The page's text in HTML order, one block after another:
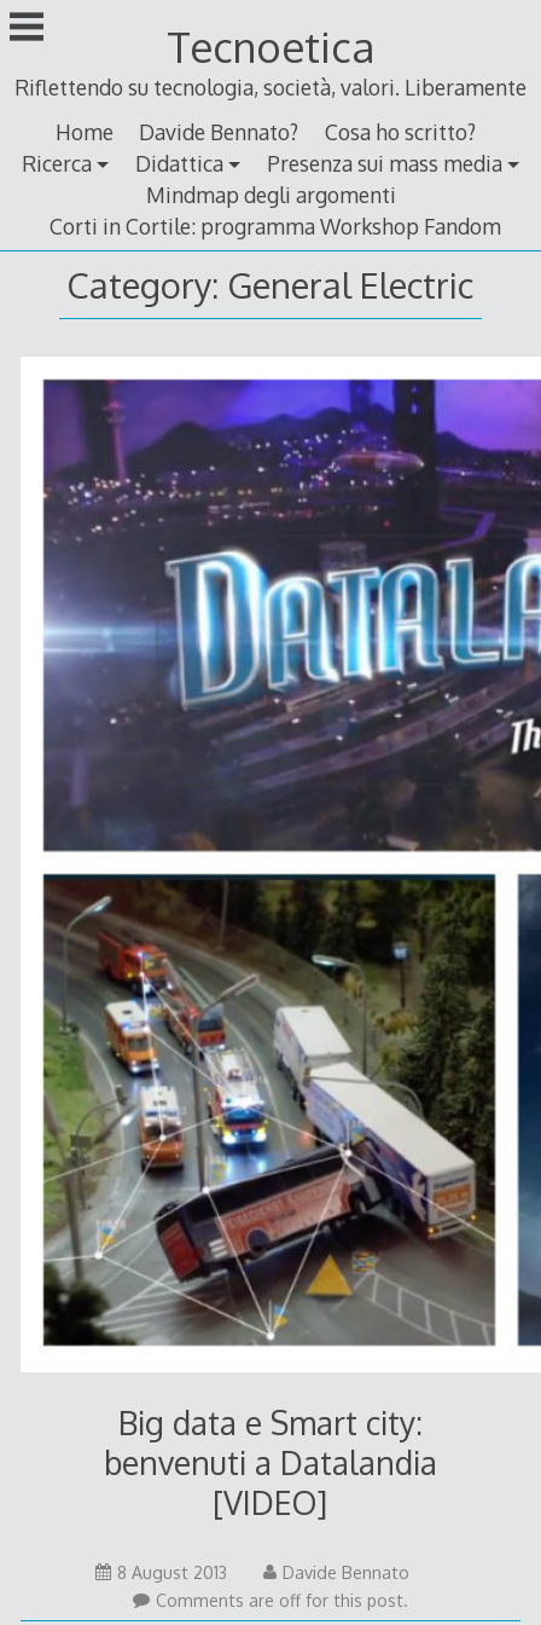
Skip
to
Tecnoetica
Riflettendo su tecnologia, società, valori. Liberamente
Home
Davide Bennato?
Cosa ho scritto?
Ricerca
Didattica
Presenza sui mass media
Mindmap degli argomenti
Corti in Cortile: programma Workshop Fandom
Category: General Electric
Big data e Smart city:
benvenuti a Datalandia
[VIDEO]
8 August 20138
August
Davide Bennato
Comments are off for this post.